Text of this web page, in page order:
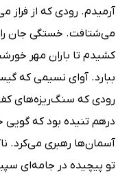
آرمیدم. رودی که از فراز
می‌شتافت. خستگی جان را
کشیدم تا باران مهر
ببارد. آوای نسیمی که
رودی که سنگ‌ریزه‌های
درهم ‌تنیده بود که گویی
آسمان‌ها رهبری می‌کرد.
تو پیچیده در جامه‌ای